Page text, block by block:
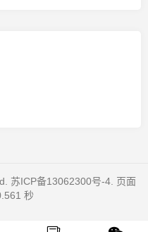
苏ICP备13062300号-4. 页面
秒